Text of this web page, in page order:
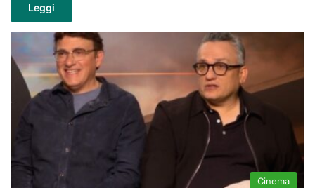
Leggi
Cinema